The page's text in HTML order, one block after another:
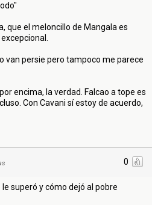
que el meloncillo de Mangala es
van persie pero tampoco me parece
encima, la verdad. Falcao a tope es
Con Cavani sí estoy de acuerdo,
0
superó y cómo dejó al pobre